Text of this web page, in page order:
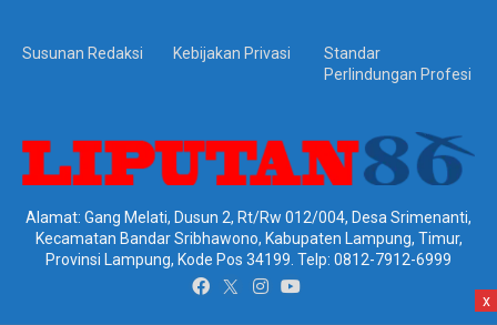
Susunan Redaksi Kebijakan Privasi
Standar
Perlindungan Profesi
Alamat: Gang Melati, Dusun 2, Rt/Rw 012/004, Desa Srimenanti,
Kecamatan Bandar Sribhawono, Kabupaten Lampung, Timur,
Provinsi Lampung, Kode Pos 34199. Telp: 0812-7912-6999
x